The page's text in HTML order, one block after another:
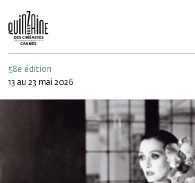
58e édition
13 au 23 mai 2026